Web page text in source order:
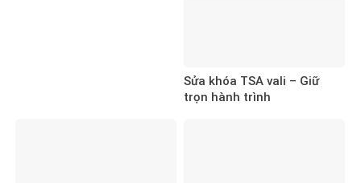
Sửa khóa TSA vali – Giữ
trọn hành trình